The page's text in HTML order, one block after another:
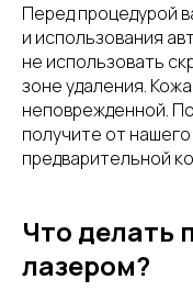
Перед процедурой
и использования
не использовать
зоне удаления.
неповрежденной.
получите от
предварительной
Что делать
лазером?